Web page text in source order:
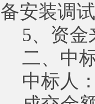
备安装调
5、资
二、中
中标人